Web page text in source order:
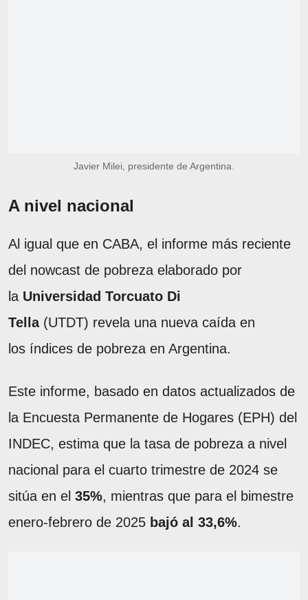
Javier Milei, presidente de Argentina.
A nivel nacional
Al igual que en CABA, el informe más reciente
del nowcast de pobreza elaborado por
la Universidad Torcuato Di
Tella(UTDT) revela una nueva caída en
los índices de pobreza en Argentina.
Este informe, basado en datos actualizados de
la Encuesta Permanente de Hogares (EPH) del
INDEC, estima que la tasa de pobreza a nivel
nacional para el cuarto trimestre de 2024 se
sitúa en el 35%, mientras que para el bimestre
enero-febrero de 2025 bajó al 33,6%.